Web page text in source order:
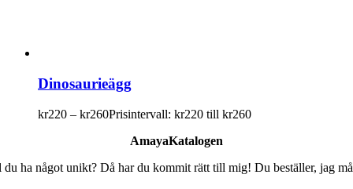
Dinosaurieägg
kr220 – kr260Prisintervall: kr220 till kr260
AmayaKatalogen
ha något unikt? Då har du kommit rätt till mig! Du beställer, jag